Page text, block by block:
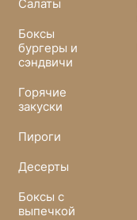
Салаты
Боксы
бургеры и
сэндвичи
Горячие
закуски
Пироги
Десерты
Боксы с
выпечкой